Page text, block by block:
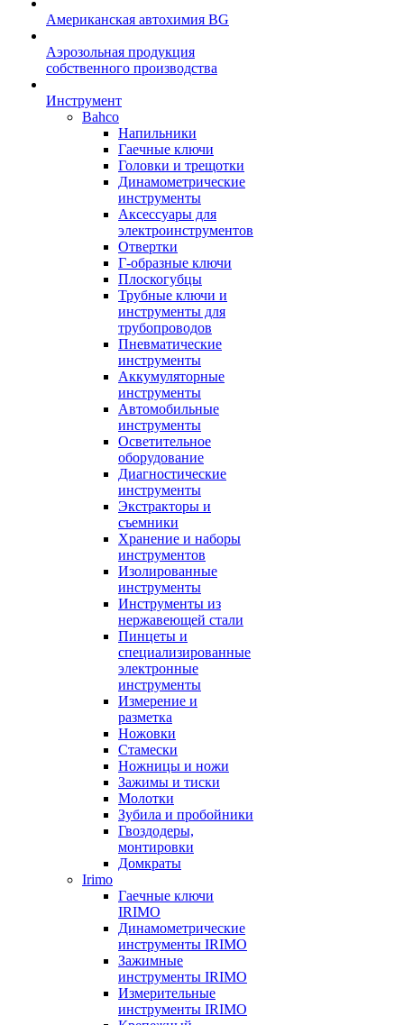
Американская автохимия BG
Аэрозольная продукция
собственного производства
Инструмент
Bahco
Напильники
Гаечные ключи
Головки и трещотки
Динамометрические
инструменты
Аксессуары для
электроинструментов
Отвертки
Г-образные ключи
Плоскогубцы
Трубные ключи и
инструменты для
трубопроводов
Пневматические
инструменты
Аккумуляторные
инструменты
Автомобильные
инструменты
Осветительное
оборудование
Диагностические
инструменты
Экстракторы и
съемники
Хранение и наборы
инструментов
Изолированные
инструменты
Инструменты из
нержавеющей стали
Пинцеты и
специализированные
электронные
инструменты
Измерение и
разметка
Ножовки
Стамески
Ножницы и ножи
Зажимы и тиски
Молотки
Зубила и пробойники
Гвоздодеры,
монтировки
Домкраты
Irimo
Гаечные ключи
IRIMO
Динамометрические
инструменты IRIMO
Зажимные
инструменты IRIMO
Измерительные
инструменты IRIMO